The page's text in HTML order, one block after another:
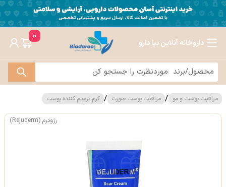
داروخانه آنلاین بیا دارو
0
مراقبت پوست و مو / مراقبت پوست صورت / کرم ترمیم کننده پوست
رژودرم (Rejuderm)